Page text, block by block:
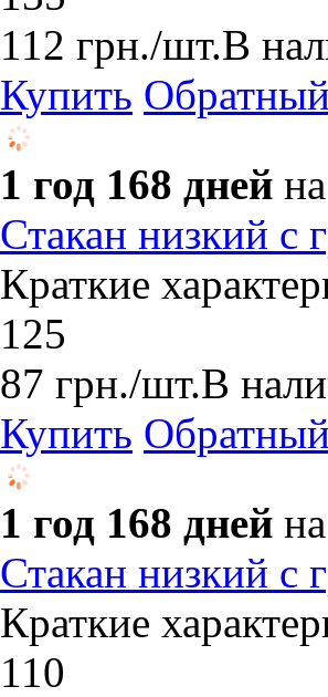
112 грн./шт.В
Купить
1 год 168 дней
Стакан низкий с
Краткие
125
87 грн./шт.В
Купить
1 год 168 дней
Стакан низкий с
Краткие
110